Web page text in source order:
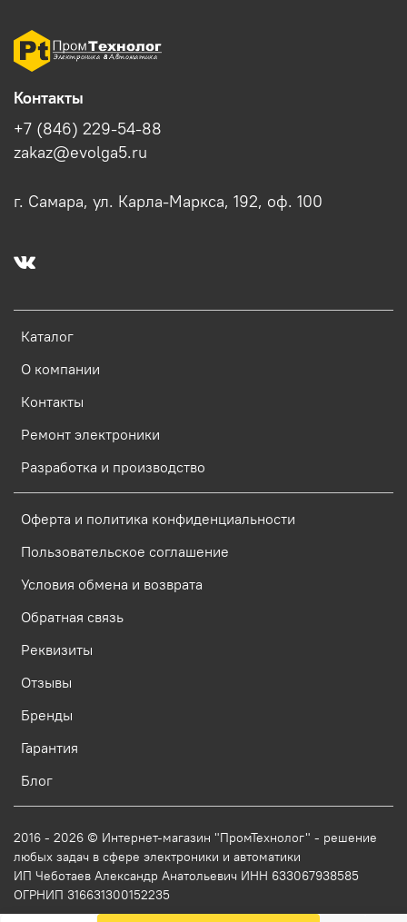
Каталог
О компании
Контакты
Ремонт электроники
Разработка и производство
Оферта и политика конфиденциальности
Пользовательское соглашение
Условия обмена и возврата
Обратная связь
Реквизиты
Отзывы
Бренды
Гарантия
Блог
Контакты
+7 (846) 229-54-88
zakaz@evolga5.ru
г. Самара, ул. Карла-Маркса, 192, оф. 100
2016 - 2026 © Интернет-магазин "ПромТехнолог" - решение
любых задач в сфере электроники и автоматики
ИП Чеботаев Александр Анатольевич ИНН 633067938585
ОГРНИП 316631300152235